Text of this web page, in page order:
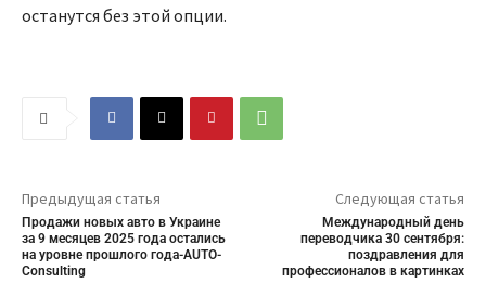
останутся без этой опции.
Предыдущая статья
Продажи новых авто в Украине
за 9 месяцев 2025 года остались
на уровне прошлого года-AUTO-
Consulting
Следующая статья
Международный день
переводчика 30 сентября:
поздравления для
профессионалов в картинках